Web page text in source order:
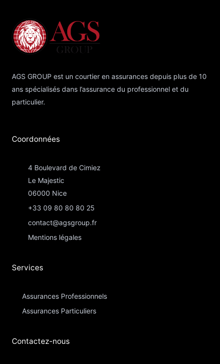
AGS GROUP est un courtier en assurances depuis plus de 10
ans spécialisés dans l’assurance du professionnel et du
particulier.
Coordonnées​
4 Boulevard de Cimiez
Le Majestic
06000 Nice
+33 09 80 80 80 25
contact@agsgroup.fr
Mentions légales
Services
Assurances Professionnels
Assurances Particuliers​
Contactez-nous​